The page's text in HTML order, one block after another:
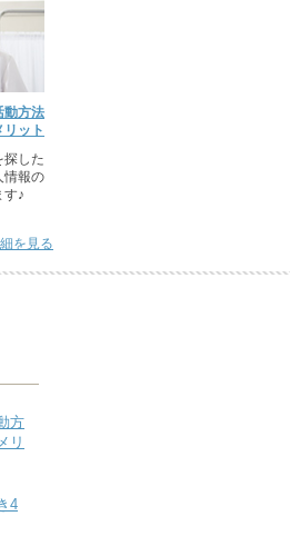
動方法
リット
探した
情報の
す♪
を見る
方
リ
4